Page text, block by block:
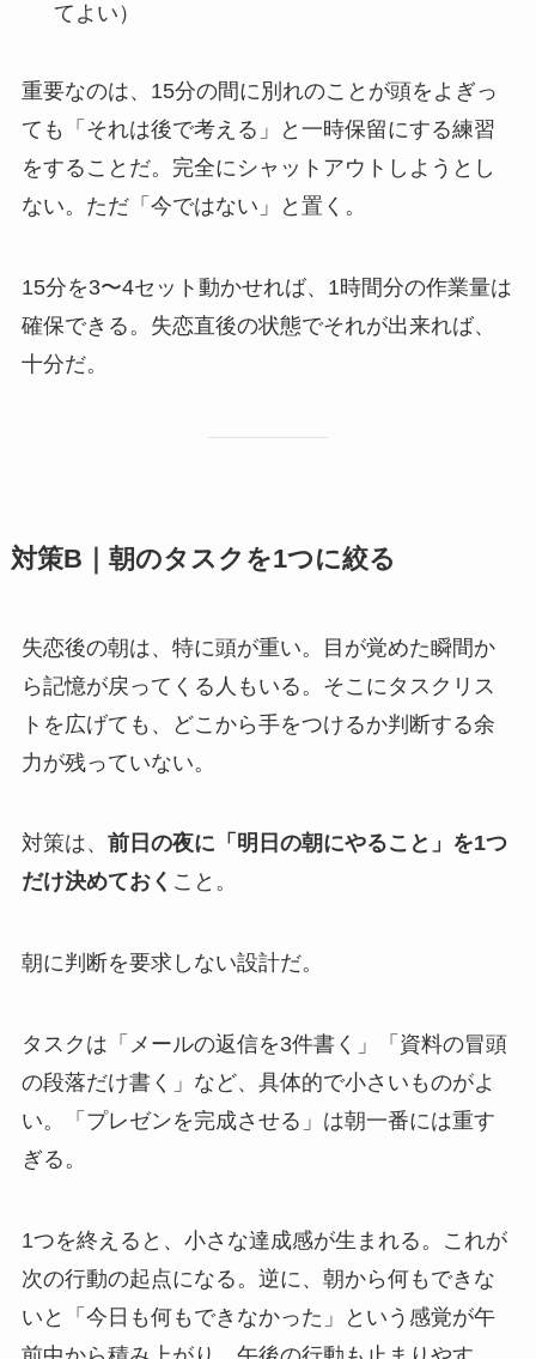
てよい）
重要なのは、15分の間に別れのことが頭をよぎっ
ても「それは後で考える」と一時保留にする練習
をすることだ。完全にシャットアウトしようとし
ない。ただ「今ではない」と置く。
15分を3〜4セット動かせれば、1時間分の作業量は
確保できる。失恋直後の状態でそれが出来れば、
十分だ。
対策B｜朝のタスクを1つに絞る
失恋後の朝は、特に頭が重い。目が覚めた瞬間か
ら記憶が戻ってくる人もいる。そこにタスクリス
トを広げても、どこから手をつけるか判断する余
力が残っていない。
対策は、 前日の夜に「明日の朝にやること」を1つ
だけ決めておく こと。
朝に判断を要求しない設計だ。
タスクは「メールの返信を3件書く」「資料の冒頭
の段落だけ書く」など、具体的で小さいものがよ
い。「プレゼンを完成させる」は朝一番には重す
ぎる。
1つを終えると、小さな達成感が生まれる。これが
次の行動の起点になる。逆に、朝から何もできな
いと「今日も何もできなかった」という感覚が午